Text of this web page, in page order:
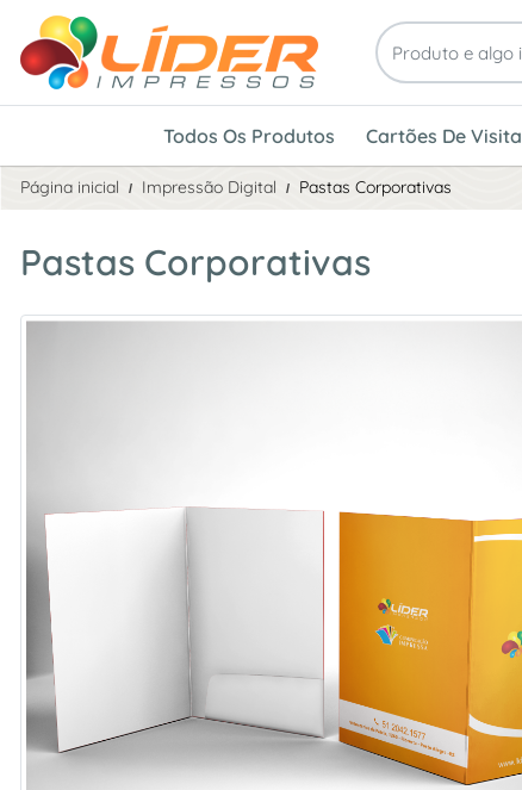
Todos Os Produtos Cartões De Visita
Página inicial Impressão Digital Pastas Corporativas
Pastas Corporativas